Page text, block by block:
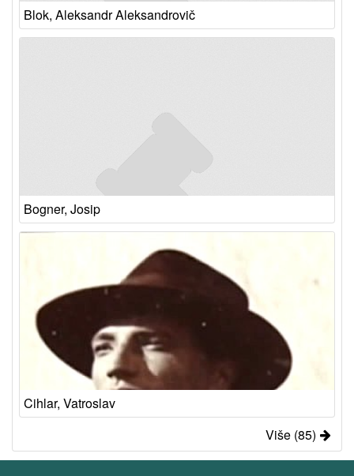
Blok, Aleksandr Aleksandrovič
Bogner, Josip
Cihlar, Vatroslav
Više (85)